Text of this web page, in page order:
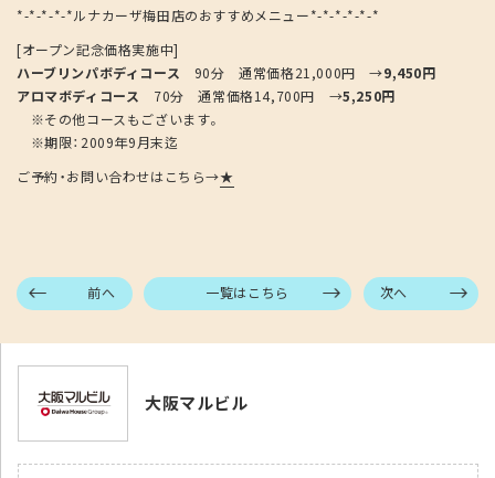
*-*-*-*-*ルナカーザ梅田店のおすすめメニュー*-*-*-*-*-*
[オープン記念価格実施中]
ハーブリンパボディコース 90分 通常価格21,000円 →9,450円
アロマボディコース 70分 通常価格14,700円 →5,250円
※その他コースもございます。
※期限：2009年9月末迄
ご予約・お問い合わせはこちら→★
前へ 一覧はこちら 次へ
大阪マルビル